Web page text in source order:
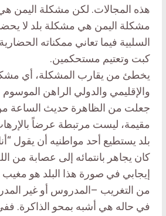
هذه المجالات. لكن مشكلة اليمن
مشكلة اليمن هي مشكلة بلد لا
السلبية فيما تعاني ممكناته
كبت وتعتيم مستحكمين.
يخطئ من يقارب المشكلة، أي
والإقليمي والدولي الراهن
جعلت من الظاهرة حديث الساعة
مقيمة، ليست مرتبطة عرضاً
بلد يستطيع أحد مواطنيه أن يقول
كان يجاهر بانتمائه إلى عصابة من
إيجابي في صورة هذا البلد هو مغيب
من التغريب –المدروس أو غير
في حاله هي أشبه بمحو الذاكرة.